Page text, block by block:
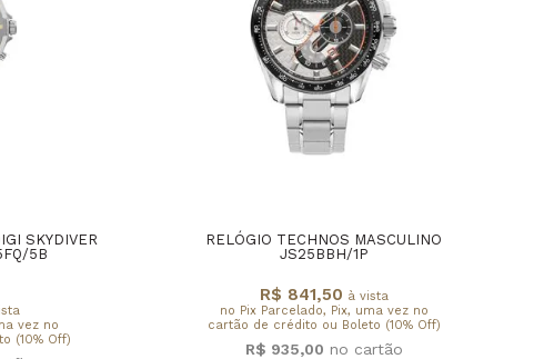
SKYDIVER
5B
vez no
(10% Off)
RELÓGIO TECHNOS MASCULINO
JS25BBH/1P
R$ 841,50 à vista
no Pix Parcelado, Pix, uma vez no
cartão de crédito ou Boleto (10% Off)
R$ 935,00